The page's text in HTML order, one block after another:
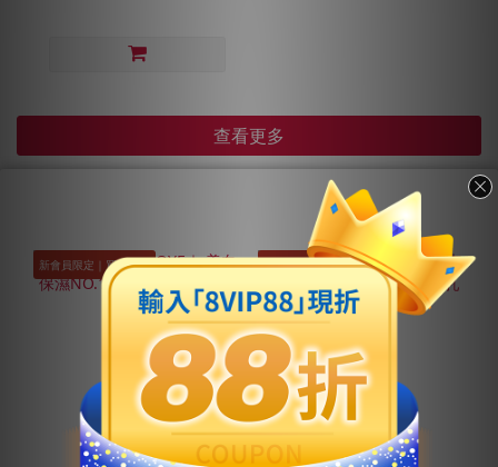
查看更多
新會員限定｜買大送小 新會員限定｜買大送小